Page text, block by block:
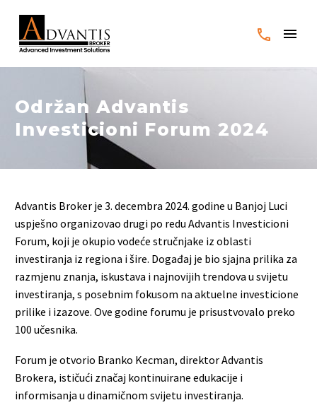
Održan Advantis
Investicioni Forum 2024
Advantis Broker je 3. decembra 2024. godine u Banjoj Luci
uspješno organizovao drugi po redu Advantis Investicioni
Forum, koji je okupio vodeće stručnjake iz oblasti
investiranja iz regiona i šire. Događaj je bio sjajna prilika za
razmjenu znanja, iskustava i najnovijih trendova u svijetu
investiranja, s posebnim fokusom na aktuelne investicione
prilike i izazove. Ove godine forumu je prisustvovalo preko
100 učesnika.
Forum je otvorio Branko Kecman, direktor Advantis
Brokera, ističući značaj kontinuirane edukacije i
informisanja u dinamičnom svijetu investiranja.